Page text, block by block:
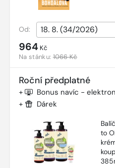
Od:
964 Kč
Na stánku:1066 Kč
Roční předplatné
+ Bonus navíc -
+ Dárek
to